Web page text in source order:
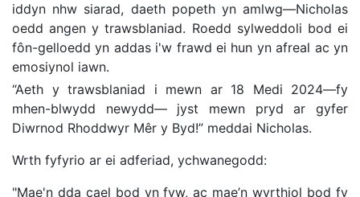
iddyn nhw siarad, daeth popeth yn amlwg—Nicholas
oedd angen y trawsblaniad. Roedd sylweddoli bod ei
fôn-gelloedd yn addas i'w frawd ei hun yn afreal ac yn
emosiynol iawn.
“Aeth y trawsblaniad i mewn ar 18 Medi 2024—fy
mhen-blwydd newydd— jyst mewn pryd ar gyfer
Diwrnod Rhoddwyr Mêr y Byd!” meddai Nicholas.
Wrth fyfyrio ar ei adferiad, ychwanegodd:
"Mae'n dda cael bod yn fyw, ac mae’n wyrthiol bod fy